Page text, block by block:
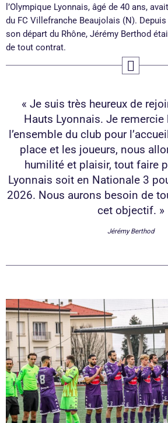
l’Olympique Lyonnais, âgé de 40 ans,
du FC Villefranche Beaujolais (N).
son départ du Rhône, Jérémy Berthod
de tout contrat.
« Je suis très heureux de
Hauts Lyonnais. Je
l’ensemble du club pour
place et les joueurs, nous
humilité et plaisir, tout faire
Lyonnais soit en Nationale 3
2026. Nous aurons besoin de
cet objectif. »
Jérémy Berthod